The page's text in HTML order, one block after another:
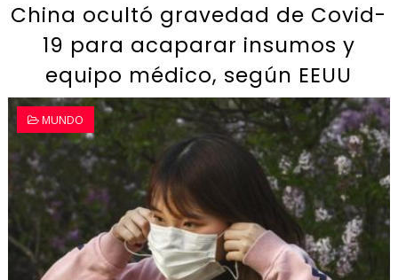
China ocultó gravedad de Covid-
19 para acaparar insumos y
equipo médico, según EEUU
MUNDO